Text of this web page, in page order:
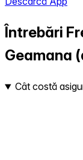
Întrebări
Geamana
Cât costă